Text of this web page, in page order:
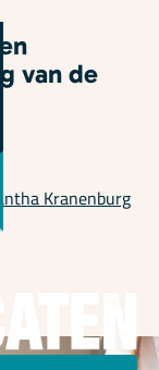
van de
Kranenburg